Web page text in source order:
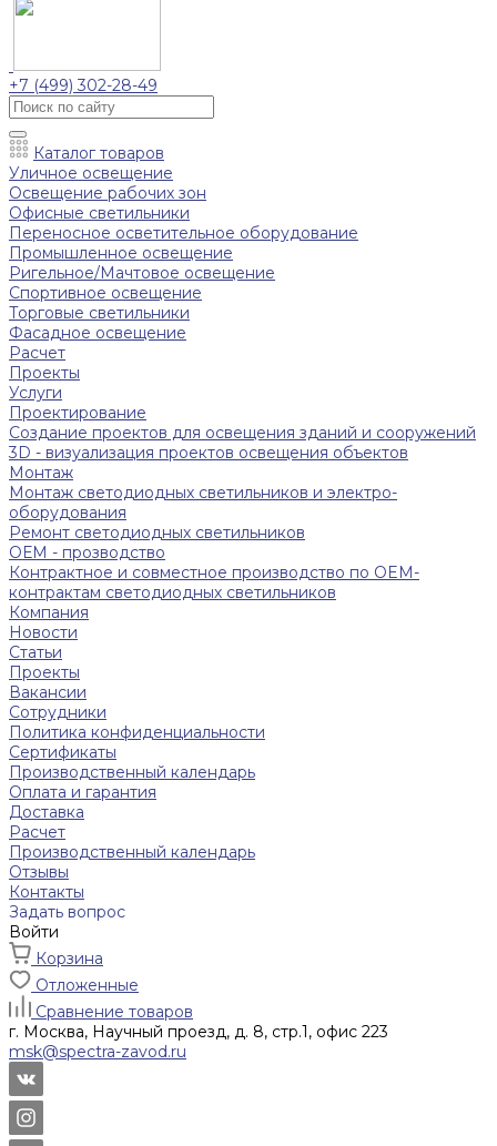
+7 (499) 302-28-49
Каталог товаров
Уличное освещение
Освещение рабочих зон
Офисные светильники
Переносное осветительное оборудование
Промышленное освещение
Ригельное/Мачтовое освещение
Спортивное освещение
Торговые светильники
Фасадное освещение
Расчет
Проекты
Услуги
Проектирование
Создание проектов для освещения зданий и сооружений
3D - визуализация проектов освещения объектов
Монтаж
Монтаж светодиодных светильников и электро-
оборудования
Ремонт светодиодных светильников
ОЕМ - прозводство
Контрактное и совместное производство по OEM-
контрактам светодиодных светильников
Компания
Новости
Статьи
Проекты
Вакансии
Сотрудники
Политика конфиденциальности
Сертификаты
Производственный календарь
Оплата и гарантия
Доставка
Расчет
Производственный календарь
Отзывы
Контакты
Задать вопрос
Войти
Корзина
Отложенные
Сравнение товаров
г. Москва, Научный проезд, д. 8, стр.1, офис 223
msk@spectra-zavod.ru